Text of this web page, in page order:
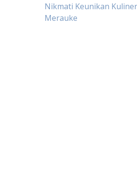
Post
Nikmati Keunikan
Merauke